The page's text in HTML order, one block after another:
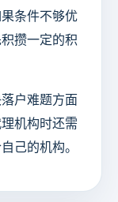
条件不够优
攒一定的积
户难题方面
机构时还需
己的机构。